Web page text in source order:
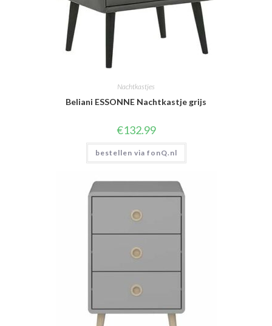
Nachtkastjes
Beliani ESSONNE Nachtkastje grijs
€132.99
bestellen via fonQ.nl